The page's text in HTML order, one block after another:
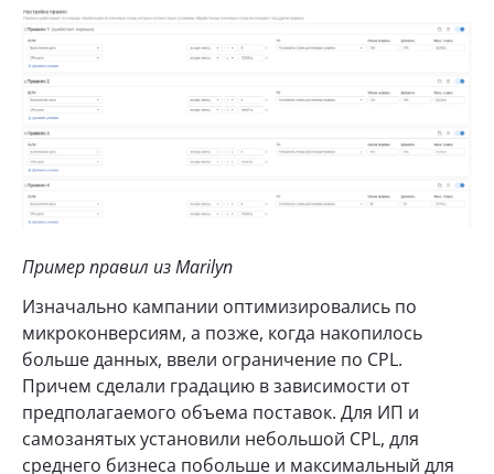
Пример правил из Marilyn
Изначально кампании оптимизировались по
микроконверсиям, а позже, когда накопилось
больше данных, ввели ограничение по CPL.
Причем сделали градацию в зависимости от
предполагаемого объема поставок. Для ИП и
самозанятых установили небольшой CPL, для
среднего бизнеса побольше и максимальный для